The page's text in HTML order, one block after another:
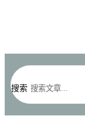
搜索